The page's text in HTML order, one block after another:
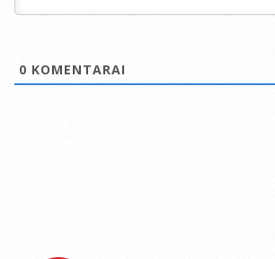
0 KOMENTARAI